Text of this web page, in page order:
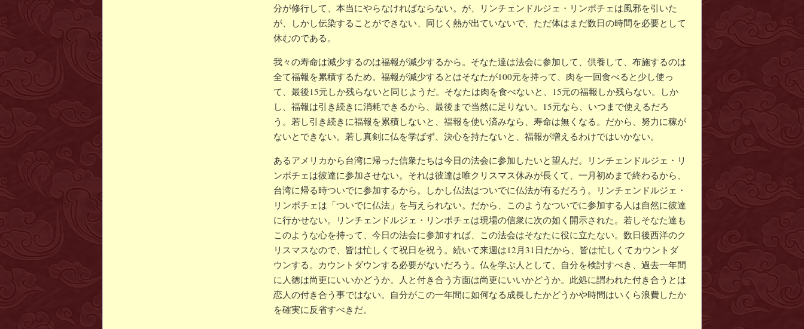
分が修行して、本当にやらなければならない。が、リンチェンドルジェ・リンポチェは風邪を引いた
が、しかし伝染することができない、同じく熱が出ていないで、ただ体はまだ数日の時間を必要として
休むのである。
我々の寿命は減少するのは福報が減少するから。そなた達は法会に参加して、供養して、布施するのは
全て福報を累積するため。福報が減少するとはそなたが100元を持って、肉を一回食べると少し使っ
て、最後15元しか残らないと同じようだ。そなたは肉を食べないと、15元の福報しか残らない。しか
し、福報は引き続きに消耗できるから、最後まで当然に足りない。15元なら、いつまで使えるだろ
う。若し引き続きに福報を累積しないと、福報を使い済みなら、寿命は無くなる。だから、努力に稼が
ないとできない。若し真剣に仏を学ばず、決心を持たないと、福報が増えるわけではいかない。
あるアメリカから台湾に帰った信衆たちは今日の法会に参加したいと望んだ。リンチェンドルジェ・リ
ンポチェは彼達に参加させない。それは彼達は唯クリスマス休みが長くて、一月初めまで終わるから、
台湾に帰る時ついでに参加するから。しかし仏法はついでに仏法が有るだろう。リンチェンドルジェ・
リンポチェは「ついでに仏法」を与えられない。だから、このようなついでに参加する人は自然に彼達
に行かせない。リンチェンドルジェ・リンポチェは現場の信衆に次の如く開示された。若しそなた達も
このような心を持って、今日の法会に参加すれば、この法会はそなたに役に立たない。数日後西洋のク
リスマスなので、皆は忙しくて祝日を祝う。続いて来週は12月31日だから、皆は忙しくてカウントダ
ウンする。カウントダウンする必要がないだろう。仏を学ぶ人として、自分を検討すべき、過去一年間
に人徳は尚更にいいかどうか。人と付き合う方面は尚更にいいかどうか。此処に謂われた付き合うとは
恋人の付き合う事ではない。自分がこの一年間に如何なる成長したかどうかや時間はいくら浪費したか
を確実に反省すべきだ。